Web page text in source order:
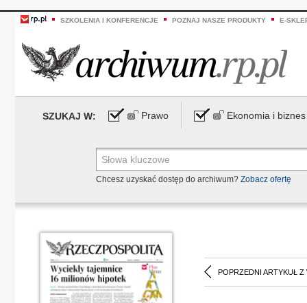
SZKOLENIA I KONFERENCJE POZNAJ NASZE PRODUKTY E-
SZUKAJ W: Prawo Ekonomia i biznes
Chcesz uzyskać dostęp do archiwum? Zobacz ofertę
POPRZEDNI ARTYKUŁ Z